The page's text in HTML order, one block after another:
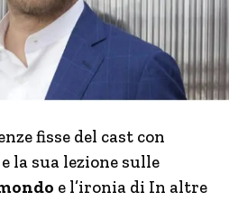
fisse del cast con
e la sua lezione sulle
e l’ironia di In altre